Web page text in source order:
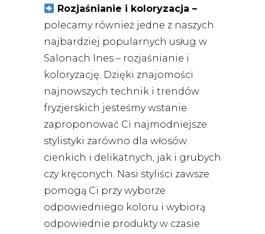
Rozjaśnianie i koloryzacja –
polecamy również jedne z naszych
najbardziej popularnych usług w
Salonach Ines – rozjaśnianie i
koloryzację. Dzięki znajomości
najnowszych technik i trendów
fryzjerskich jesteśmy wstanie
zaproponować Ci najmodniejsze
stylistyki zarówno dla włosów
cienkich i delikatnych, jak i grubych
czy kręconych. Nasi styliści zawsze
pomogą Ci przy wyborze
odpowiedniego koloru i wybiorą
odpowiednie produkty w czasie